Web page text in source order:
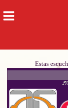
Estas